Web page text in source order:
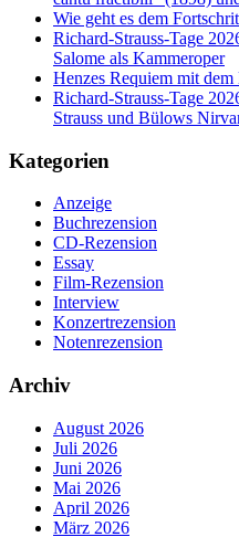
Wie geht es dem
Richard-Strauss-Tage
Salome als Kammeroper
Henzes Requiem mit
Richard-Strauss-Tage
Strauss und Bülows
Kategorien
Anzeige
Buchrezension
CD-Rezension
Essay
Film-Rezension
Interview
Konzertrezension
Notenrezension
Archiv
August 2026
Juli 2026
Juni 2026
Mai 2026
April 2026
März 2026